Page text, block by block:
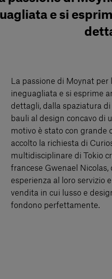
e si
La passione di Moynat per
ineguagliata e si esprime
dettagli, dalla spaziatura
bauli al design concavo di
motivo è stato con grande
accolto la richiesta di
multidisciplinare di Tokio
francese Gwenael
esperienza al loro servizio
vendita in cui lusso e
fondono perfettamente.